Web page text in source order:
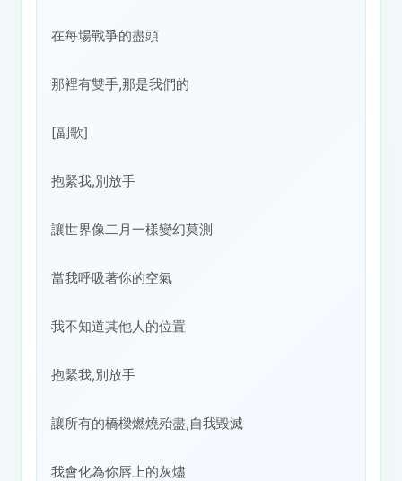
在每場戰爭的盡頭
那裡有雙手,那是我們的
[副歌]
抱緊我,別放手
讓世界像二月一樣變幻莫測
當我呼吸著你的空氣
我不知道其他人的位置
抱緊我,別放手
讓所有的橋樑燃燒殆盡,自我毀滅
我會化為你唇上的灰燼